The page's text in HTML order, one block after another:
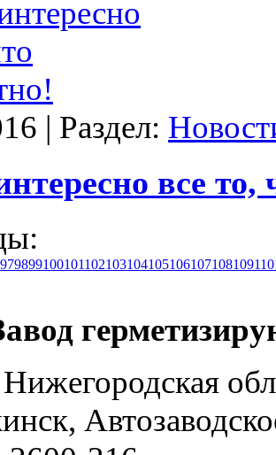
| Раздел:
все то,
979899100101102103104105106107108109110